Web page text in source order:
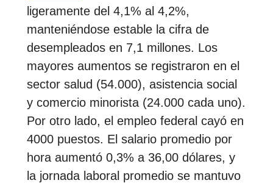
ligeramente del 4,1% al 4,2%,
manteniéndose estable la cifra de
desempleados en 7,1 millones. Los
mayores aumentos se registraron en el
sector salud (54.000), asistencia social
y comercio minorista (24.000 cada uno).
Por otro lado, el empleo federal cayó en
4000 puestos. El salario promedio por
hora aumentó 0,3% a 36,00 dólares, y
la jornada laboral promedio se mantuvo